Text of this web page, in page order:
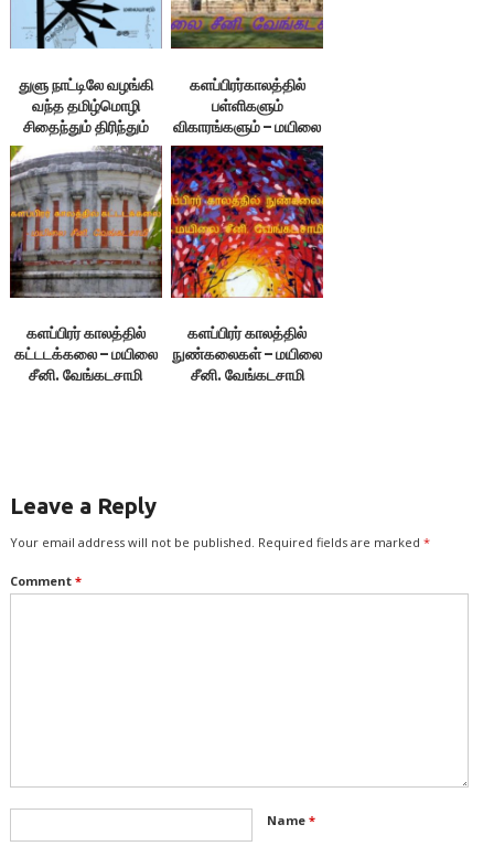
துளு நாட்டிலே வழங்கி
வந்த தமிழ்மொழி
சிதைந்தும் திரிந்தும்
துளு மொழியானது –
மயிலை சீனி.
வேங்கடசாமி
களப்பிரர்காலத்தில்
பள்ளிகளும்
விகாரங்களும் – மயிலை
சீனி. வேங்கடசாமி
களப்பிரர் காலத்தில்
கட்டடக்கலை – மயிலை
சீனி. வேங்கடசாமி
களப்பிரர் காலத்தில்
நுண்கலைகள் – மயிலை
சீனி. வேங்கடசாமி
Leave a Reply
Your email address will not be published. Required fields are marked *
Comment *
Name *